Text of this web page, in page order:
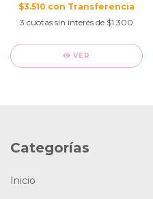
$3.510 con
3 cuotas sin interés de $1.300
VER
Categorías
Inicio